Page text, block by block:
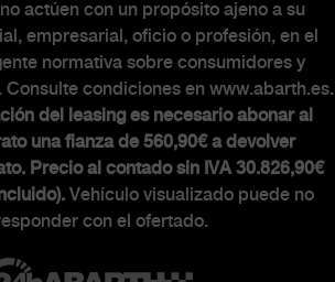
actúen con un propósito ajeno a su
empresarial, oficio o profesión, en el
normativa sobre consumidores y
Consulte condiciones en www.abarth.es.
del leasing es necesario abonar al
una fianza de 560,90€ a devolver
Precio al contado sin IVA 30.826,90€
Vehículo visualizado puede no
con el ofertado.